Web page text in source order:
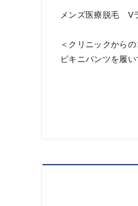
メンズ医療脱毛 V
＜クリニックからの
ビキニパンツを履い